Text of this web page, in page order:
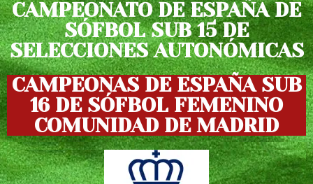
CAMPEONATO DE ESPAÑA DE
SÓFBOL SUB 15 DE
SELECCIONES AUTONÓMICAS
CAMPEONAS DE ESPAÑA SUB
16 DE SÓFBOL FEMENINO
COMUNIDAD DE MADRID